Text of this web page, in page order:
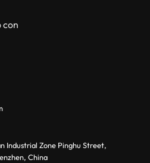
con
Industrial Zone Pinghu Street,
China